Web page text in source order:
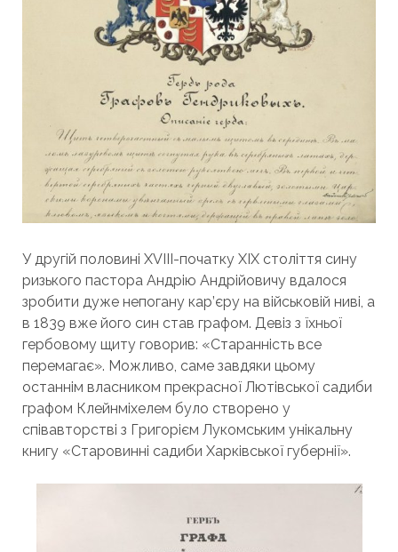
У другій половині XVIII-початку XIX століття сину
ризького пастора Андрію Андрійовичу вдалося
зробити дуже непогану кар’єру на військовій ниві, а
в 1839 вже його син став графом. Девіз з їхньої
гербовому щиту говорив: «Старанність все
перемагає». Можливо, саме завдяки цьому
останнім власником прекрасної Лютівської садиби
графом Клейнміхелем було створено у
співавторстві з Григорієм Лукомським унікальну
книгу «Старовинні садиби Харківської губернії».